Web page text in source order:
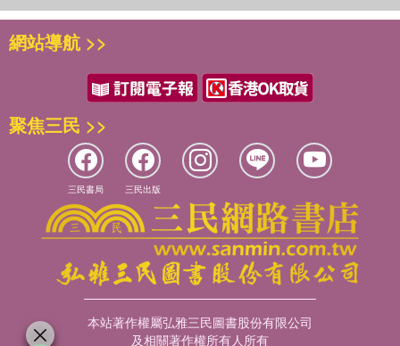
網站導航 >>
聚焦三民 >>
三民書局 三民出版
本站著作權屬弘雅三民圖書股份有限公司
及相關著作權所有人所有